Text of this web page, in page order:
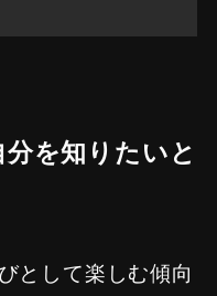
を知りたいと
として楽しむ傾向